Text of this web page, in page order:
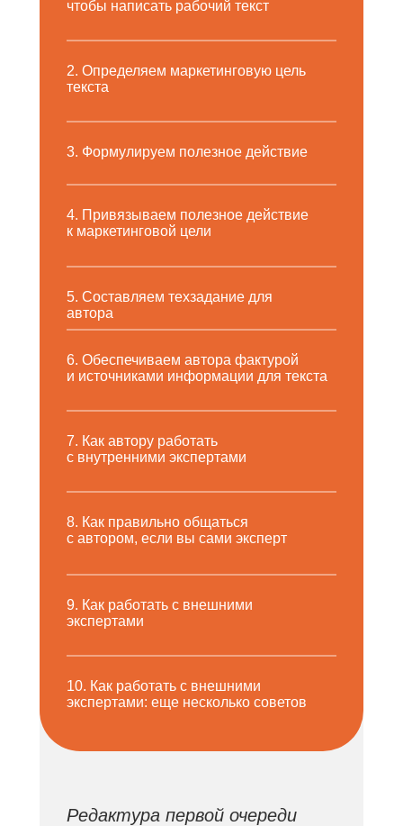
чтобы написать рабочий текст
2. Определяем маркетинговую цель
текста
3. Формулируем полезное действие
4. Привязываем полезное действие
к маркетинговой цели
5. Составляем техзадание для
автора
6. Обеспечиваем автора фактурой
и источниками информации для текста
7. Как автору работать
с внутренними экспертами
8. Как правильно общаться
с автором, если вы сами эксперт
9. Как работать с внешними
экспертами
10. Как работать с внешними
экспертами: еще несколько советов
Редактура первой очереди